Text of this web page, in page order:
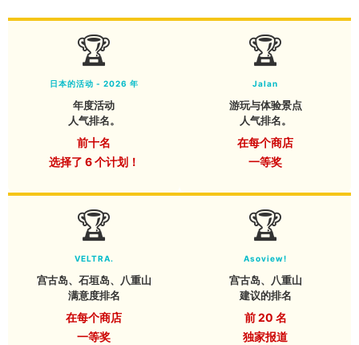
🏆
日本的活动 - 2026 年
年度活动
人气排名。
前十名
选择了 6 个计划！
🏆
Jalan
游玩与体验景点
人气排名。
在每个商店
一等奖
🏆
VELTRA.
宫古岛、石垣岛、八重山
满意度排名
在每个商店
一等奖
🏆
Asoview!
宫古岛、八重山
建议的排名
前 20 名
独家报道